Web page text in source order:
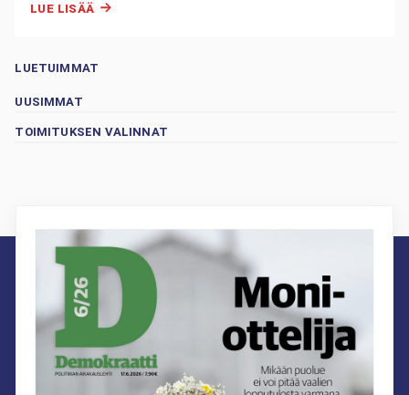
LUE LISÄÄ
LUETUIMMAT
UUSIMMAT
TOIMITUKSEN VALINNAT